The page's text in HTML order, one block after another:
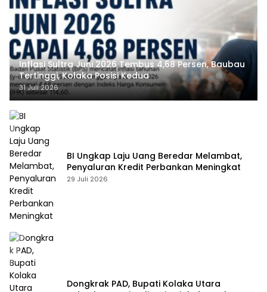
Inflasi Sultra Juni 2026 Tembus 4,68 Persen, Baubau
Tertinggi, Kolaka Posisi Kedua
31 Juli 2026
BI Ungkap Laju Uang Beredar Melambat,
Penyaluran Kredit Perbankan Meningkat
29 Juli 2026
Dongkrak PAD, Bupati Kolaka Utara